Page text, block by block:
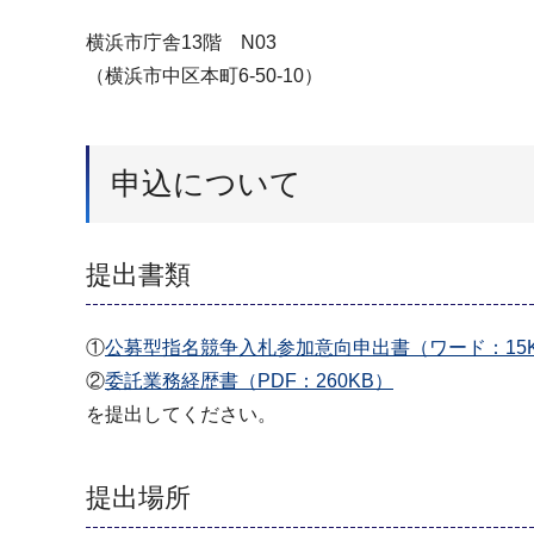
横浜市庁舎13階 N03
（横浜市中区本町6-50-10）
申込について
提出書類
①公募型指名競争⼊札参加意向申出書（ワード：
②委託業務経歴書（PDF：260KB）
を提出してください。
提出場所